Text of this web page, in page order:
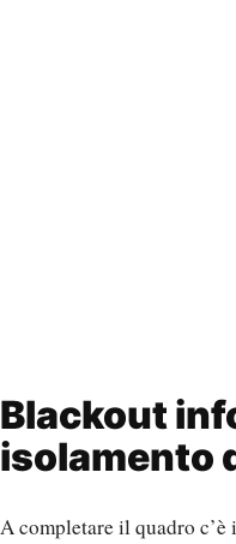
Blackout
isolamento
A completare il quadro c’è